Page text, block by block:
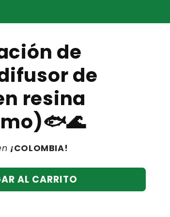
de
de
resina
¡COLOMBIA!
AL CARRITO